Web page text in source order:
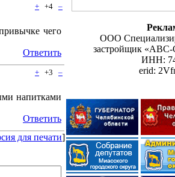
+ +4 –
чего
Ответить
+ +3 –
напитками
Ответить
для печати]
ООО
застройщик «АВС-
ИНН:
erid: